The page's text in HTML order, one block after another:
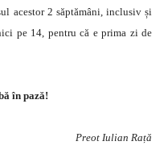
acestor 2 săptămâni, inclusiv și
pe 14, pentru că e prima zi de
în pază!
Preot Iulian Rață